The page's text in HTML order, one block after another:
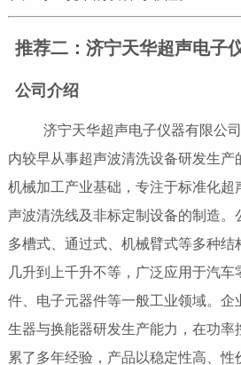
推荐二：济宁天华超声电子
公司介绍
济宁天华超声电子仪器有限公司
内较早从事超声波清洗设备研发生产
机械加工产业基础，专注于标准化超
声波清洗线及非标定制设备的制造。
多槽式、通过式、机械臂式等多种结
几升到上千升不等，广泛应用于汽车
件、电子元器件等一般工业领域。企
生器与换能器研发生产能力，在功率
累了多年经验，产品以稳定性高、